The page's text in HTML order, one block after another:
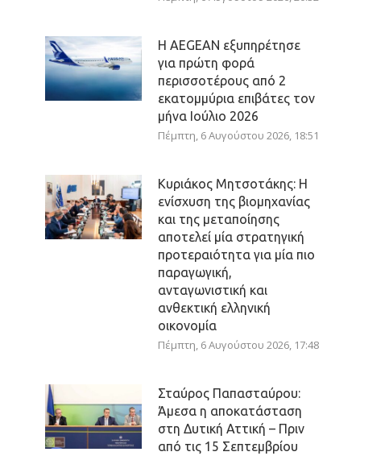
Η AEGEAN εξυπηρέτησε
για πρώτη φορά
περισσοτέρους από 2
εκατομμύρια επιβάτες τον
μήνα Ιούλιο 2026
Πέμπτη, 6 Αυγούστου 2026, 18:51
Κυριάκος Μητσοτάκης: Η
ενίσχυση της βιομηχανίας
και της μεταποίησης
αποτελεί μία στρατηγική
προτεραιότητα για μία πιο
παραγωγική,
ανταγωνιστική και
ανθεκτική ελληνική
οικονομία
Πέμπτη, 6 Αυγούστου 2026, 17:48
Σταύρος Παπασταύρου:
Άμεσα η αποκατάσταση
στη Δυτική Αττική – Πριν
από τις 15 Σεπτεμβρίου